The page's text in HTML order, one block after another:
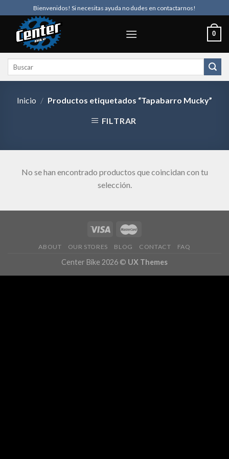
to
content
Bienvenidos! Si necesitas ayuda no dudes en contactarnos!
0
Inicio / Productos etiquetados “Tapabarro Mucky”
FILTRAR
No se han encontrado productos que coincidan con tu
selección.
ABOUT OUR STORES BLOG CONTACT FAQ
Center Bike 2026 © UX Themes